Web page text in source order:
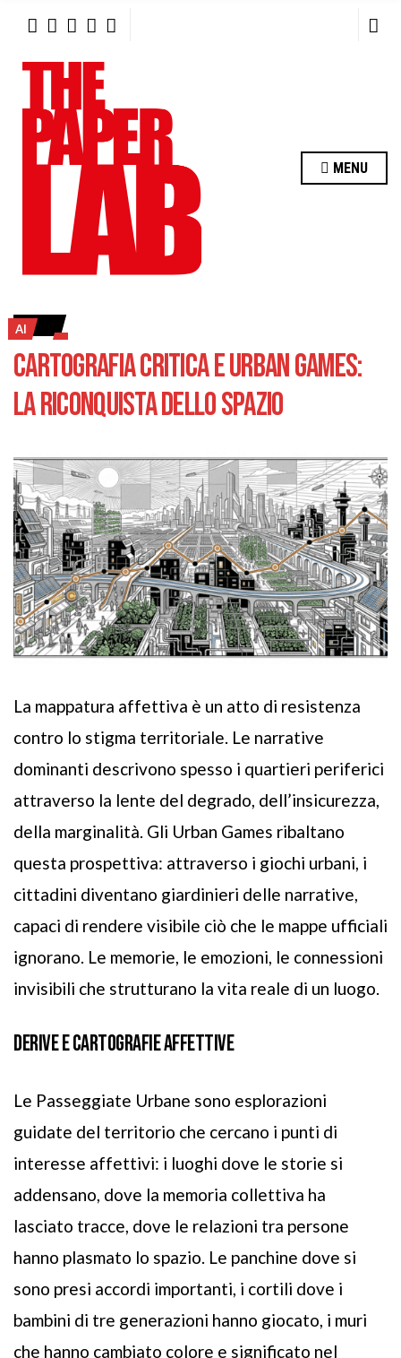
H
O
MENU
AI
CARTOGRAFIA CRITICA E URBAN GAMES:
LA RICONQUISTA DELLO SPAZIO
La mappatura affettiva è un atto di resistenza
contro lo stigma territoriale. Le narrative
dominanti descrivono spesso i quartieri periferici
attraverso la lente del degrado, dell’insicurezza,
della marginalità. Gli Urban Games ribaltano
questa prospettiva: attraverso i giochi urbani, i
cittadini diventano giardinieri delle narrative,
capaci di rendere visibile ciò che le mappe ufficiali
ignorano. Le memorie, le emozioni, le connessioni
invisibili che strutturano la vita reale di un luogo.
DERIVE E CARTOGRAFIE AFFETTIVE
Le Passeggiate Urbane sono esplorazioni
guidate del territorio che cercano i punti di
interesse affettivi: i luoghi dove le storie si
addensano, dove la memoria collettiva ha
lasciato tracce, dove le relazioni tra persone
hanno plasmato lo spazio. Le panchine dove si
sono presi accordi importanti, i cortili dove i
bambini di tre generazioni hanno giocato, i muri
che hanno cambiato colore e significato nel